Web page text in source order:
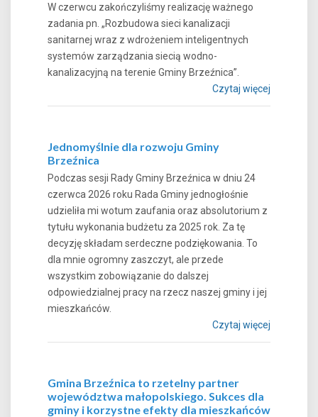
W czerwcu zakończyliśmy realizację ważnego
zadania pn. „Rozbudowa sieci kanalizacji
sanitarnej wraz z wdrożeniem inteligentnych
systemów zarządzania siecią wodno-
kanalizacyjną na terenie Gminy Brzeźnica”.
Czytaj więcej
Jednomyślnie dla rozwoju Gminy
Brzeźnica
Podczas sesji Rady Gminy Brzeźnica w dniu 24
czerwca 2026 roku Rada Gminy jednogłośnie
udzieliła mi wotum zaufania oraz absolutorium z
tytułu wykonania budżetu za 2025 rok. Za tę
decyzję składam serdeczne podziękowania. To
dla mnie ogromny zaszczyt, ale przede
wszystkim zobowiązanie do dalszej
odpowiedzialnej pracy na rzecz naszej gminy i jej
mieszkańców.
Czytaj więcej
Gmina Brzeźnica to rzetelny partner
województwa małopolskiego. Sukces dla
gminy i korzystne efekty dla mieszkańców